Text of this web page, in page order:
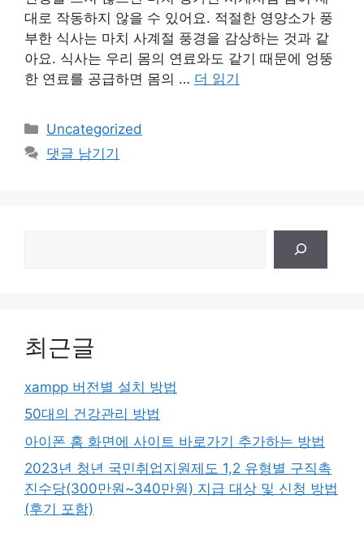
대로 작동하지 않을 수 있어요. 적절한 영양소가 풍
부한 식사는 마치 사계절 풍경을 감상하는 것과 같
아요. 식사는 우리 몸의 연료와도 같기 때문에 엉뚱
한 연료를 공급하면 몸의 … 더 읽기
카
테
고
Uncategorized
댓글 남기기
최근글
xampp 버전별 설치 방법
50대의 건강관리 방법
아이폰 홈 화면에 사이트 바로가기 추가하는 방법
2023년 청년 국민취업지원제도 1,2 유형별 구직촉
진수당(300만원~340만원) 지급 대상 및 신청 방법
(후기 포함)